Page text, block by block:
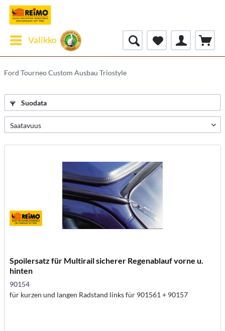
Valikko
Ford Tourneo Custom Ausbau Triostyle
Suodata
Spoilersatz für Multirail sicherer Regenablauf vorne u.
hinten
90154
für kurzen und langen Radstand links für 901561 + 90157